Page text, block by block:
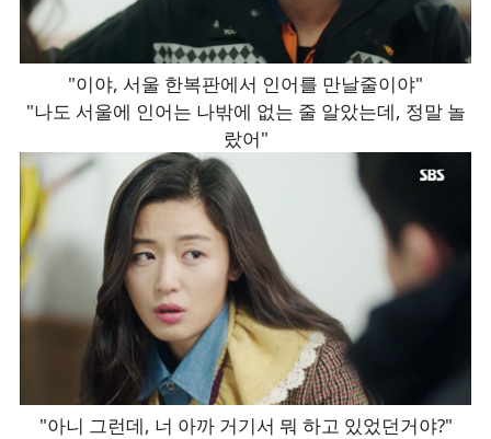
"이야, 서울 한복판에서 인어를 만날줄이야"
"나도 서울에 인어는 나밖에 없는 줄 알았는데, 정말 놀
랐어"
"아니 그런데, 너 아까 거기서 뭐 하고 있었던거야?"